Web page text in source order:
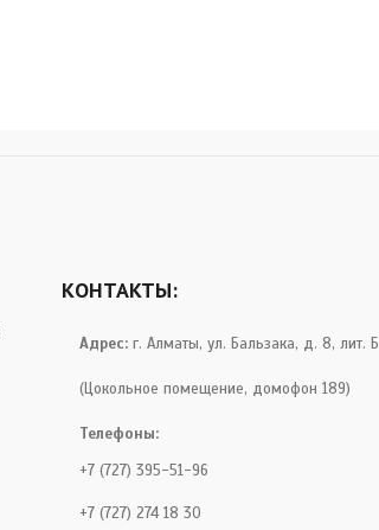
КОНТАКТЫ:
Адрес: г. Алматы, ул. Бальзака, д. 8, лит. Б
(Цокольное помещение, домофон 189)
Телефоны:
+7 (727) 395-51-96
+7 (727) 274 18 30